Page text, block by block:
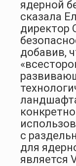
ядерной
сказала
директор
добавив,
с
для
является